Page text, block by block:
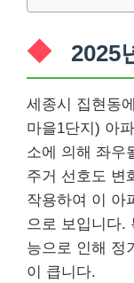
2025
세종시 집현동
마을1단지) 아
소에 의해 좌우
주거 선호도 변
작용하여 이 아
으로 보입니다.
능으로 인해 정
이 큽니다.